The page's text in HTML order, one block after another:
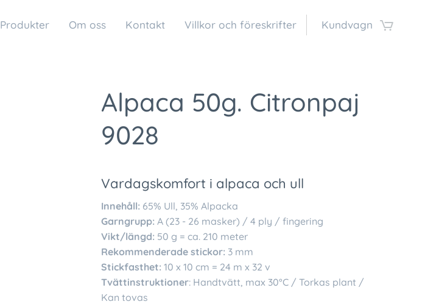
Produkter Om oss Kontakt Villkor och föreskrifter Kundvagn
Alpaca 50g. Citronpaj
9028
Vardagskomfort i alpaca och ull
Innehåll: 65% Ull, 35% Alpacka
Garngrupp: A (23 - 26 masker) / 4 ply / fingering
Vikt/längd: 50 g = ca. 210 meter
Rekommenderade stickor: 3 mm
Stickfasthet: 10 x 10 cm = 24 m x 32 v
Tvättinstruktioner: Handtvätt, max 30°C / Torkas plant /
Kan tovas